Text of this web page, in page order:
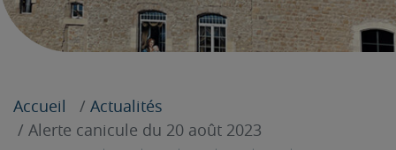
Accueil
Actualités
Alerte canicule du 20 août 2023